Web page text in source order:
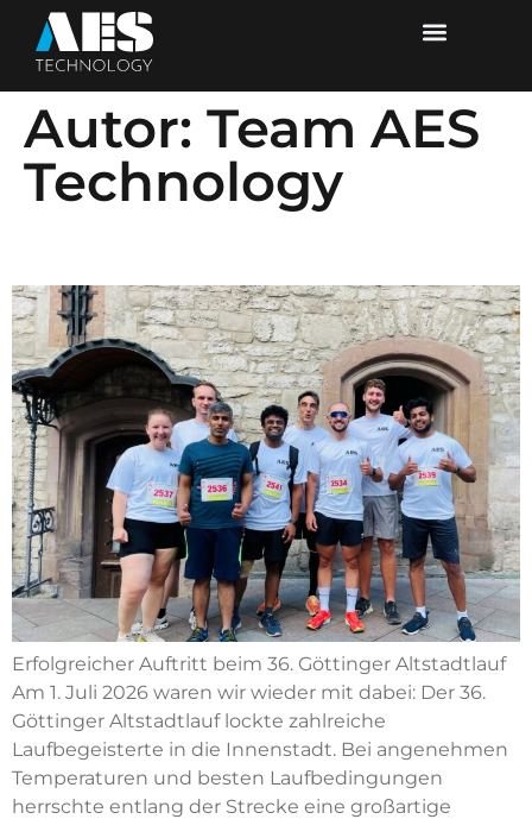
Autor: Team AES
Technology
Erfolgreicher Auftritt beim 36. Göttinger Altstadtlauf
Am 1. Juli 2026 waren wir wieder mit dabei: Der 36.
Göttinger Altstadtlauf lockte zahlreiche
Laufbegeisterte in die Innenstadt. Bei angenehmen
Temperaturen und besten Laufbedingungen
herrschte entlang der Strecke eine großartige